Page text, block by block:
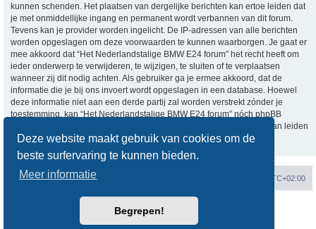
Deze website maakt gebruik van cookies om de
beste surfervaring te kunnen bieden.
Meer informatie
Begrepen!
kunnen schenden. Het plaatsen van dergelijke berichten kan ertoe leiden dat
je met onmiddellijke ingang en permanent wordt verbannen van dit forum.
Tevens kan je provider worden ingelicht. De IP-adressen van alle berichten
worden opgeslagen om deze voorwaarden te kunnen waarborgen. Je gaat er
mee akkoord dat “Het Nederlandstalige BMW E24 forum” het recht heeft om
ieder onderwerp te verwijderen, te wijzigen, te sluiten of te verplaatsen
wanneer zij dit nodig achten. Als gebruiker ga je ermee akkoord, dat de
informatie die je bij ons invoert wordt opgeslagen in een database. Hoewel
deze informatie niet aan een derde partij zal worden verstrekt zónder je
toestemming, kan “Het Nederlandstalige BMW E24 forum” nóch phpBB
verantwoordelijk worden gehouden voor een hackpoging die ertoe kan leiden
dat de gegevens vrijkomen.
Forumoverzicht UTC+02:00
phpBB® Forum Software © phpBB Limited
phpBB.nl